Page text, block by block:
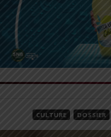
CULTURE DOSSIER